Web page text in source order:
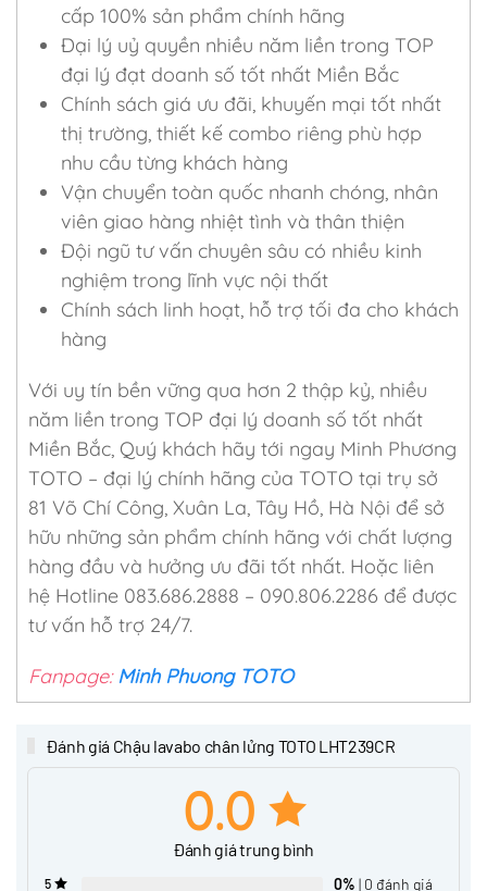
cấp 100% sản phẩm chính hãng
Đại lý uỷ quyền nhiều năm liền trong TOP
đại lý đạt doanh số tốt nhất Miền Bắc
Chính sách giá ưu đãi, khuyến mại tốt nhất
thị trường, thiết kế combo riêng phù hợp
nhu cầu từng khách hàng
Vận chuyển toàn quốc nhanh chóng, nhân
viên giao hàng nhiệt tình và thân thiện
Đội ngũ tư vấn chuyên sâu có nhiều kinh
nghiệm trong lĩnh vực nội thất
Chính sách linh hoạt, hỗ trợ tối đa cho khách
hàng
Với uy tín bền vững qua hơn 2 thập kỷ, nhiều
năm liền trong TOP đại lý doanh số tốt nhất
Miền Bắc, Quý khách hãy tới ngay Minh Phương
TOTO – đại lý chính hãng của TOTO tại trụ sở
81 Võ Chí Công, Xuân La, Tây Hồ, Hà Nội để sở
hữu những sản phẩm chính hãng với chất lượng
hàng đầu và hưởng ưu đãi tốt nhất. Hoặc liên
hệ Hotline 083.686.2888 – 090.806.2286 để được
tư vấn hỗ trợ 24/7.
Fanpage: Minh Phuong TOTO
Đánh giá Chậu lavabo chân lửng TOTO LHT239CR
0.0
Đánh giá trung bình
5 0% | 0 đánh giá